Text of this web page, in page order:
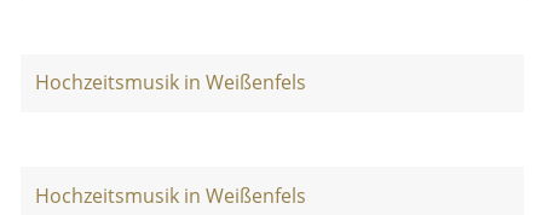
Hochzeitsmusik in Weißenfels
Hochzeitsmusik in Weißenfels